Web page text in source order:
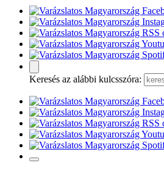
Keresés az alábbi kulcsszóra: